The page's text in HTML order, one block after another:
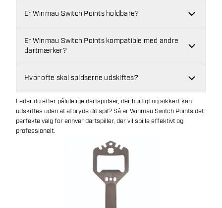
Er Winmau Switch Points holdbare?
Er Winmau Switch Points kompatible med andre
dartmærker?
Hvor ofte skal spidserne udskiftes?
Leder du efter pålidelige dartspidser, der hurtigt og sikkert kan
udskiftes uden at afbryde dit spil? Så er Winmau Switch Points det
perfekte valg for enhver dartspiller, der vil spille effektivt og
professionelt.